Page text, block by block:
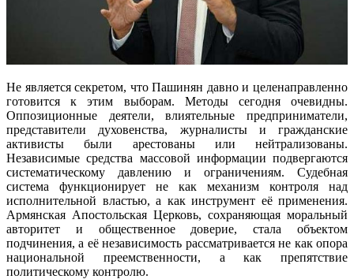
Не является секретом, что Пашинян давно и целенаправленно
готовится к этим выборам. Методы сегодня очевидны.
Оппозиционные деятели, влиятельные предприниматели,
представители духовенства, журналисты и гражданские
активисты были арестованы или нейтрализованы.
Независимые средства массовой информации подвергаются
систематическому давлению и ограничениям. Судебная
система функционирует не как механизм контроля над
исполнительной властью, а как инструмент её применения.
Армянская Апостольская Церковь, сохраняющая моральный
авторитет и общественное доверие, стала объектом
подчинения, а её независимость рассматривается не как опора
национальной преемственности, а как препятствие
политическому контролю.